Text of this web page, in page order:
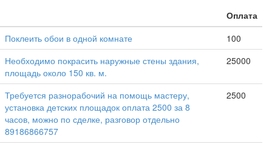
Оплата
Поклеить обои в одной комнате
100
Необходимо покрасить наружные стены здания,
площадь около 150 кв. м.
25000
Требуется разнорабочий на помощь мастеру,
установка детских площадок оплата 2500 за 8
часов, можно по сделке, разговор отдельно
89186866757
2500